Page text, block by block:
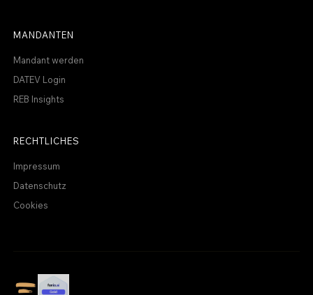
MANDANTEN
Mandant werden
DATEV Login
REB Insights
RECHTLICHES
Impressum
Datenschutz
Cookies